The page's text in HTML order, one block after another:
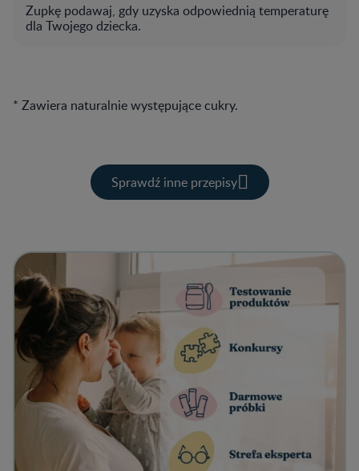
Zupkę podawaj, gdy uzyska odpowiednią temperaturę
dla Twojego dziecka.
* Zawiera naturalnie występujące cukry.
Sprawdź inne przepisy